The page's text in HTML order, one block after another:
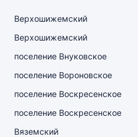
Верхошижемский
Верхошижемский
поселение Внуковское
поселение Вороновское
поселение Воскресенское
поселение Воскресенское
Вяземский